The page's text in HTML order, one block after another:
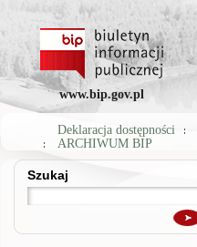
www.bip.gov.pl
Deklaracja dostępności
ARCHIWUM BIP
Szukaj
Szukaj